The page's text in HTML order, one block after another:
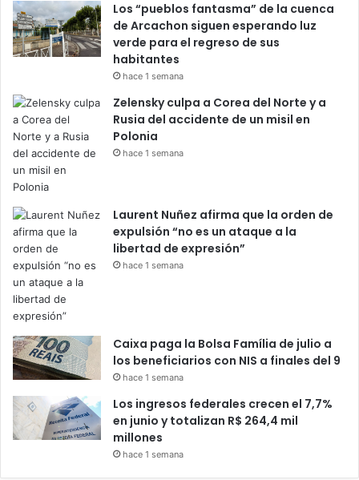
Los “pueblos fantasma” de la cuenca
de Arcachon siguen esperando luz
verde para el regreso de sus
habitantes
hace 1 semana
Zelensky culpa a Corea del Norte y a
Rusia del accidente de un misil en
Polonia
hace 1 semana
Laurent Nuñez afirma que la orden de
expulsión “no es un ataque a la
libertad de expresión”
hace 1 semana
Caixa paga la Bolsa Família de julio a
los beneficiarios con NIS a finales del 9
hace 1 semana
Los ingresos federales crecen el 7,7%
en junio y totalizan R$ 264,4 mil
millones
hace 1 semana